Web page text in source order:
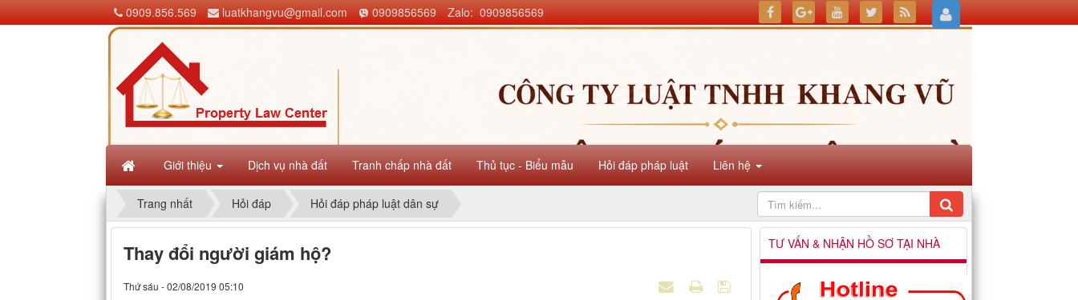
Giới thiệu Dịch vụ nhà đất Tranh chấp nhà đất Thủ tục - Biểu mẫu Hỏi đáp pháp luật Liên hệ
0909.856.569 luatkhangvu@gmail.com 0909856569 Zalo: 0909856569
Trang nhất Hỏi đáp Hỏi đáp pháp luật dân sự
Thay đổi người giám hộ?
Thứ sáu - 02/08/2019 05:10
TƯ VẤN & NHẬN HỒ SƠ TẠI NHÀ